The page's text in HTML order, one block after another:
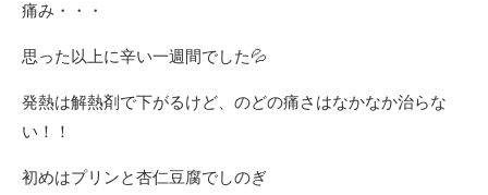
痛み・・・
思った以上に辛い一週間でした💦
発熱は解熱剤で下がるけど、のどの痛さはなかなか治らな
い！！
初めはプリンと杏仁豆腐でしのぎ